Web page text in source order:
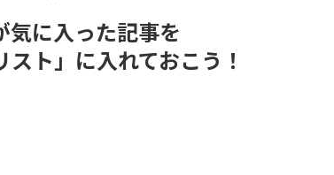
気に入った記事を
スト」に入れておこう！